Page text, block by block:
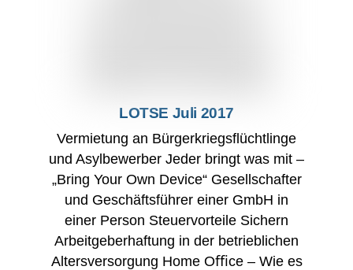
LOTSE Juli 2017
Vermietung an Bürgerkriegsﬂüchtlinge
und Asylbewerber Jeder bringt was mit –
„Bring Your Own Device“ Gesellschafter
und Geschäftsführer einer GmbH in
einer Person Steuervorteile Sichern
Arbeitgeberhaftung in der betrieblichen
Altersversorgung Home Oﬃce – Wie es